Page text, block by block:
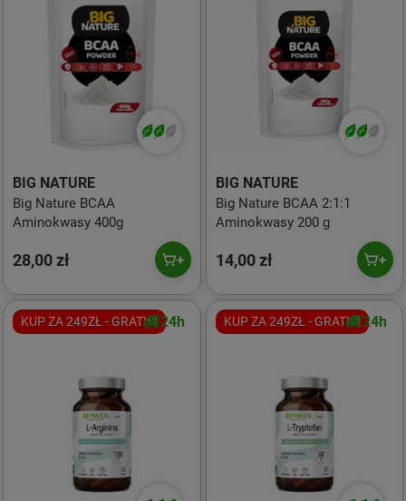
BIG NATURE
Big Nature BCAA
Aminokwasy 400g
28,00 zł
BIG NATURE
Big Nature BCAA 2:1:1
Aminokwasy 200 g
14,00 zł
KUP ZA 249ZŁ - GRATIS!24h KUP ZA 249ZŁ - GRATIS!24h